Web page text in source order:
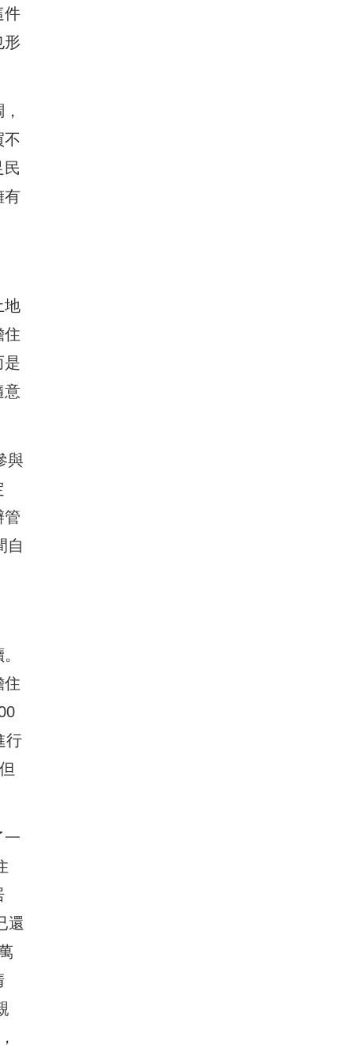
件
形
不
民
有
地
住
是
意
與
管
自
住
行
一
還